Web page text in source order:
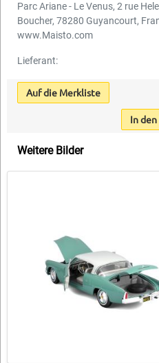
Parc Ariane - Le Venus, 2 rue
Boucher, 78280 Guyancourt,
www.Maisto.com
Lieferant:
Auf die Merkliste
In
Weitere Bilder